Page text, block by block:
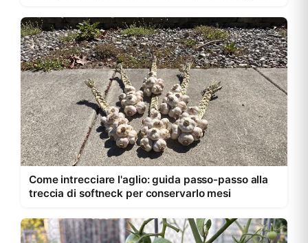
Come intrecciare l'aglio: guida passo-passo alla
treccia di softneck per conservarlo mesi